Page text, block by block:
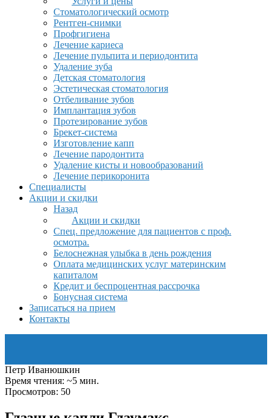
Стоматологический осмотр
Рентген-снимки
Профгигиена
Лечение кариеса
Лечение пульпита и периодонтита
Удаление зуба
Детская стоматология
Эстетическая стоматология
Отбеливание зубов
Имплантация зубов
Протезирование зубов
Брекет-система
Изготовление капп
Лечение пародонтита
Удаление кисты и новообразований
Лечение перикоронита
Специалисты
Акции и скидки
Назад
Акции и скидки
Спец. предложение для пациентов с проф.
осмотра.
Белоснежная улыбка в день рождения
Оплата медицинских услуг материнским
капиталом
Кредит и беспроцентная рассрочка
Бонусная система
Записаться на прием
Контакты
Петр Иванюшкин
Время чтения: ~5 мин.
Просмотров: 50